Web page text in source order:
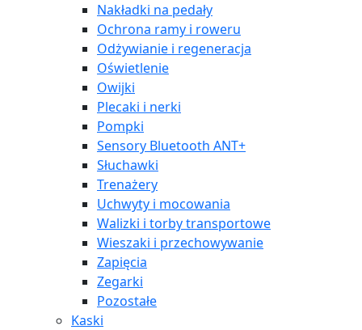
Nakładki na pedały
Ochrona ramy i roweru
Odżywianie i regeneracja
Oświetlenie
Owijki
Plecaki i nerki
Pompki
Sensory Bluetooth ANT+
Słuchawki
Trenażery
Uchwyty i mocowania
Walizki i torby transportowe
Wieszaki i przechowywanie
Zapięcia
Zegarki
Pozostałe
Kaski